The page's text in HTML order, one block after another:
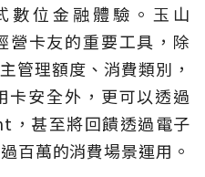
數位金融體驗。玉山
卡友的重要工具，除
管理額度、消費類別，
卡安全外，更可以透過
，甚至將回饋透過電子
百萬的消費場景運用。